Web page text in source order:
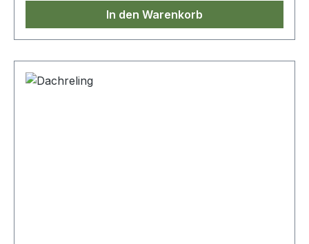
In den Warenkorb